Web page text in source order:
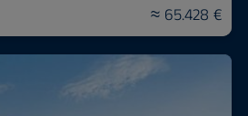
≈ 65.428 €